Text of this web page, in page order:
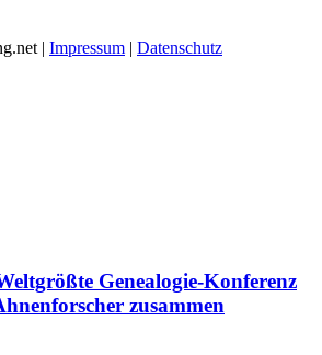
| Impressum | Datenschutz
Genealogie-Konferenz
zusammen